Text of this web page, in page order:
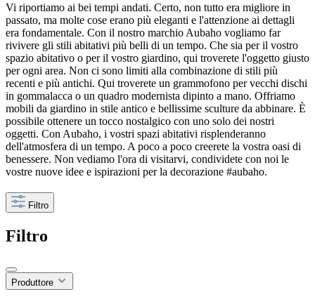
Vi riportiamo ai bei tempi andati. Certo, non tutto era migliore in
passato, ma molte cose erano più eleganti e l'attenzione ai dettagli
era fondamentale. Con il nostro marchio Aubaho vogliamo far
rivivere gli stili abitativi più belli di un tempo. Che sia per il vostro
spazio abitativo o per il vostro giardino, qui troverete l'oggetto giusto
per ogni area. Non ci sono limiti alla combinazione di stili più
recenti e più antichi. Qui troverete un grammofono per vecchi dischi
in gommalacca o un quadro modernista dipinto a mano. Offriamo
mobili da giardino in stile antico e bellissime sculture da abbinare. È
possibile ottenere un tocco nostalgico con uno solo dei nostri
oggetti. Con Aubaho, i vostri spazi abitativi risplenderanno
dell'atmosfera di un tempo. A poco a poco creerete la vostra oasi di
benessere. Non vediamo l'ora di visitarvi, condividete con noi le
vostre nuove idee e ispirazioni per la decorazione #aubaho.
Filtro
Filtro
Produttore